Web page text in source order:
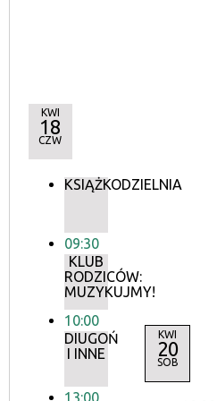
KWI
18
CZW
KSIĄŻKODZIELNIA
09:30
KLUB
RODZICÓW:
MUZYKUJMY!
10:00
DIUGOŃ
I INNE
13:00
KWI
20
SOB